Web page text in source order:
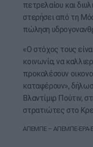
πετρελαίου και
στερήσει από τη
πώληση
«Ο στόχος τους
κοινωνία, να
προκαλέσουν
καταφέρουν»,
Βλαντίμιρ Πούτιν,
στρατιώτες στο
ΑΠΕΜΠΕ – ΑΠΕΜΠΕ-EPA-